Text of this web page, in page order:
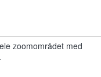
zoomområdet med